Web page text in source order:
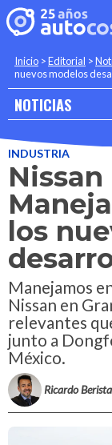
Inicio >Editorial >
nuevos modelos
NOTICIAS
INDUSTRIA
Nissan
los
Manejamos
Nissan en
relevantes
junto a
México.
Ricardo